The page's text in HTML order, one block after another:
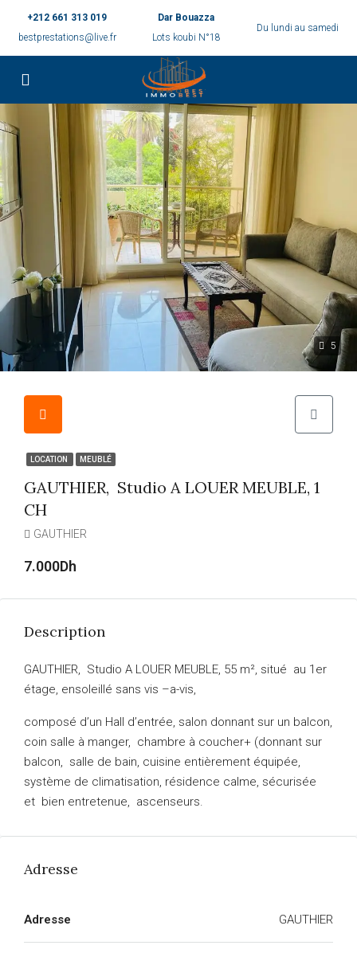
+212 661 313 019
bestprestations@live.fr
Dar Bouazza
Lots koubi N°18
Du lundi au samedi
5
LOCATION MEUBLÉ
GAUTHIER, Studio A LOUER MEUBLE, 1
CH
GAUTHIER
7.000Dh
Description
GAUTHIER, Studio A LOUER MEUBLE, 55 m², situé au 1er
étage, ensoleillé sans vis –a-vis,
composé d’un Hall d’entrée, salon donnant sur un balcon,
coin salle à manger, chambre à coucher+ (donnant sur
balcon, salle de bain, cuisine entièrement équipée,
système de climatisation, résidence calme, sécurisée
et bien entretenue, ascenseurs.
Adresse
Adresse GAUTHIER